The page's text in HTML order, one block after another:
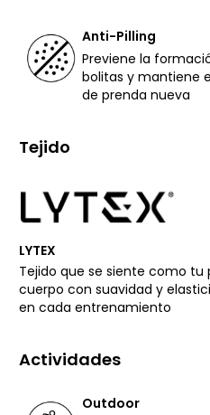
Anti-Pilling
Previene la
bolitas y mantiene
de prenda nueva
Tejido
LYTEX
Tejido que se siente como
cuerpo con suavidad y
en cada entrenamiento
Actividades
Outdoor